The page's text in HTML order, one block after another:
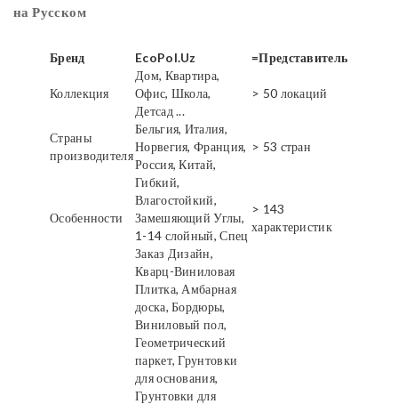
на Русском
Бренд EcoPol.Uz =Представитель
Коллекция
Дом, Квартира,
Офис, Школа,
Детсад ...
> 50 локаций
Страны
производителя
Бельгия, Италия,
Норвегия, Франция,
Россия, Китай,
> 53 стран
Особенности
Гибкий,
Влагостойкий,
Замешяющий Углы,
1-14 слойный, Спец
Заказ Дизайн,
> 143
характеристик
Кварц-Виниловая
Плитка, Амбарная
доска, Бордюры,
Виниловый пол,
Геометрический
паркет, Грунтовки
для основания,
Грунтовки для